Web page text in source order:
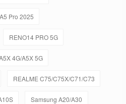
Pro 2025
RENO14 PRO 5G
4G/A5X 5G
REALME C75/C75X/C71/C73
Samsung A20/A30